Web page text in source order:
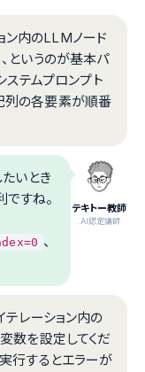
ン内のLLMノード
というのが基本パ
ステムプロンプト
列の各要素が順番
テキトー教師
.AI認定講師
いとき
すね。
、
テレーション内の
数を設定してくだ
行するとエラーが